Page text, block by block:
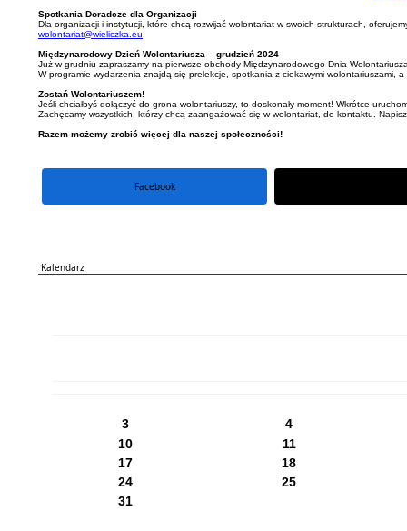
Spotkania Doradcze dla Organizacji
Dla organizacji i instytucji, które chcą rozwijać wolontariat w swoich strukturach,
wolontariat@wieliczka.eu
Międzynarodowy Dzień Wolontariusza – grudzień 2024
Już w grudniu zapraszamy na pierwsze obchody Międzynarodowego Dnia
W programie wydarzenia znajdą się prelekcje, spotkania z ciekawymi
Zostań Wolontariuszem!
Jeśli chciałbyś dołączyć do grona wolontariuszy, to doskonały moment! Wkrótce
Zachęcamy wszystkich, którzy chcą zaangażować się w wolontariat, do kontaktu.
Razem możemy zrobić więcej dla naszej społeczności!
Facebook
Kalendarz
3
4
10
11
17
18
24
25
31